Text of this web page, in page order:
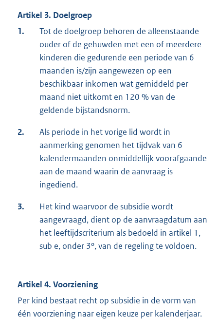
Artikel 3. Doelgroep
1.
Tot de doelgroep behoren de alleenstaande
ouder of de gehuwden met een of meerdere
kinderen die gedurende een periode van 6
maanden is/zijn aangewezen op een
beschikbaar inkomen wat gemiddeld per
maand niet uitkomt en 120 % van de
geldende bijstandsnorm.
2.
Als periode in het vorige lid wordt in
aanmerking genomen het tijdvak van 6
kalendermaanden onmiddellijk voorafgaande
aan de maand waarin de aanvraag is
ingediend.
3.
Het kind waarvoor de subsidie wordt
aangevraagd, dient op de aanvraagdatum aan
het leeftijdscriterium als bedoeld in artikel 1,
sub e, onder 3º, van de regeling te voldoen.
Artikel 4. Voorziening
Per kind bestaat recht op subsidie in de vorm van
één voorziening naar eigen keuze per kalenderjaar.